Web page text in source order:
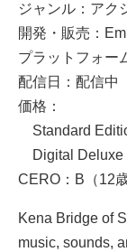
ジャンル：アク
開発・販売：
プラットフォー
配信日：配信中
価格：
Standard
Digital Deluxe
CERO：B（12
Kena Bridge of
music, sounds,